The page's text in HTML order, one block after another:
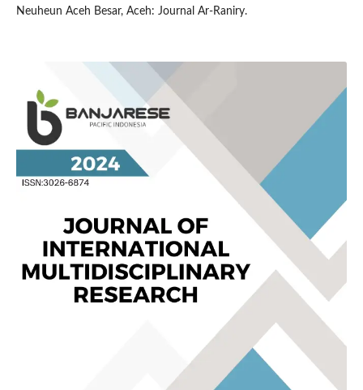
Neuheun Aceh Besar, Aceh: Journal Ar-Raniry.